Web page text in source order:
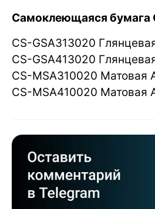
Самоклеющаяся бумага
CS-GSA313020
CS-GSA413020
CS-MSA310020 Матовая
CS-MSA410020 Матовая